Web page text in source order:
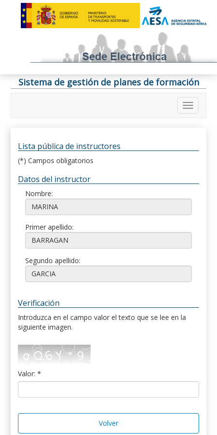
Sistema de gestión de planes de formación
Lista pública de instructores
(*) Campos obligatorios
Datos del instructor
Nombre:
Primer apellido:
Segundo apellido:
Verificación
Introduzca en el campo valor el texto que se lee en la
siguiente imagen.
Valor: *
Volver